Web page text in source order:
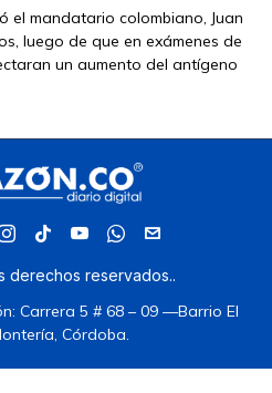
el mandatario colombiano, Juan
luego de que en exámenes de
un aumento del antígeno
derechos reservados..
Carrera 5 # 68 – 09 —Barrio El
Córdoba.